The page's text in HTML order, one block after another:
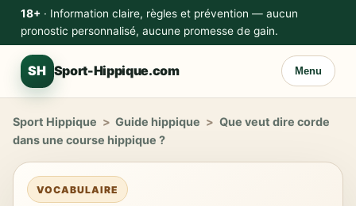
18+· Information claire, règles et prévention — aucun
pronostic personnalisé, aucune promesse de gain.
SH Sport-Hippique.com Menu
Sport Hippique > Guide hippique > Que veut dire corde
dans une course hippique ?
VOCABULAIRE